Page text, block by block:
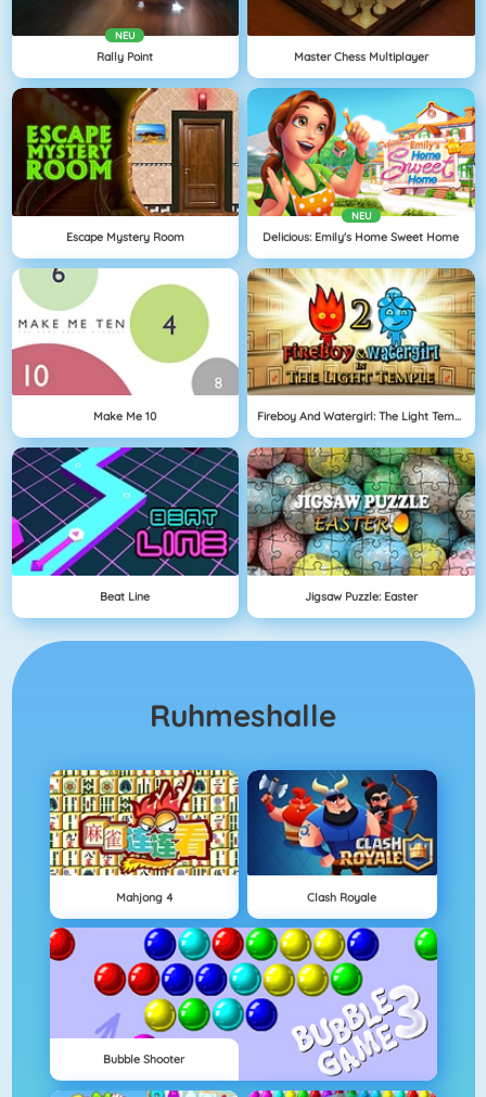
NEU
Rally Point Master Chess Multiplayer
Escape Mystery Room
NEU
Delicious: Emily's Home Sweet Home
Make Me 10 Fireboy And Watergirl: The Light Temple
Beat Line Jigsaw Puzzle: Easter
Ruhmeshalle
Mahjong 4 Clash Royale
Bubble Shooter